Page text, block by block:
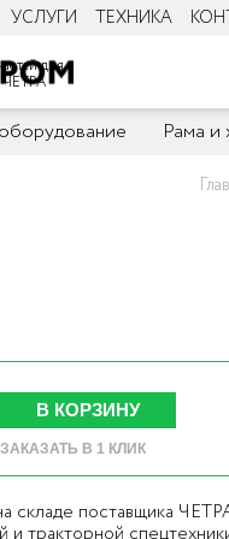
УСЛУГИ ТЕХНИКА
для
ЧЕТРА
Рама и
В КОРЗИНУ
ЗАКАЗАТЬ В 1 КЛИК
складе поставщика